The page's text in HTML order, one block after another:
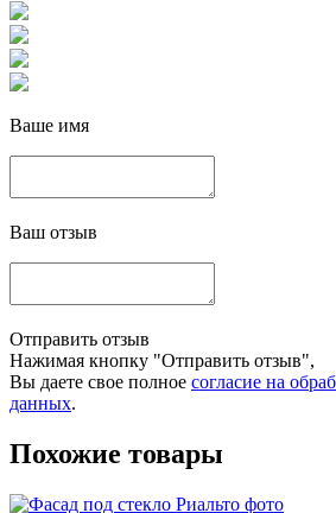
Ваше имя
Ваш отзыв
Отправить отзыв
Нажимая кнопку "Отправить отзыв",
Вы даете свое полное согласие на
данных.
Похожие товары